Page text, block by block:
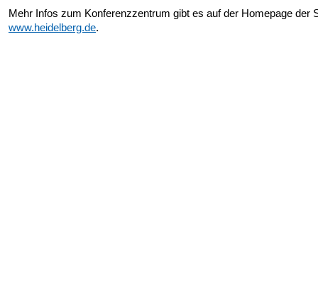
Mehr Infos zum Konferenzzentrum gibt es auf der Homepage der
www.heidelberg.de.